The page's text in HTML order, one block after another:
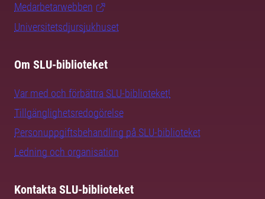
Medarbetarwebben
Universitetsdjursjukhuset
Om SLU-biblioteket
Var med och förbättra SLU-biblioteket!
Tillgänglighetsredogörelse
Personuppgiftsbehandling på SLU-biblioteket
Ledning och organisation
Kontakta SLU-biblioteket